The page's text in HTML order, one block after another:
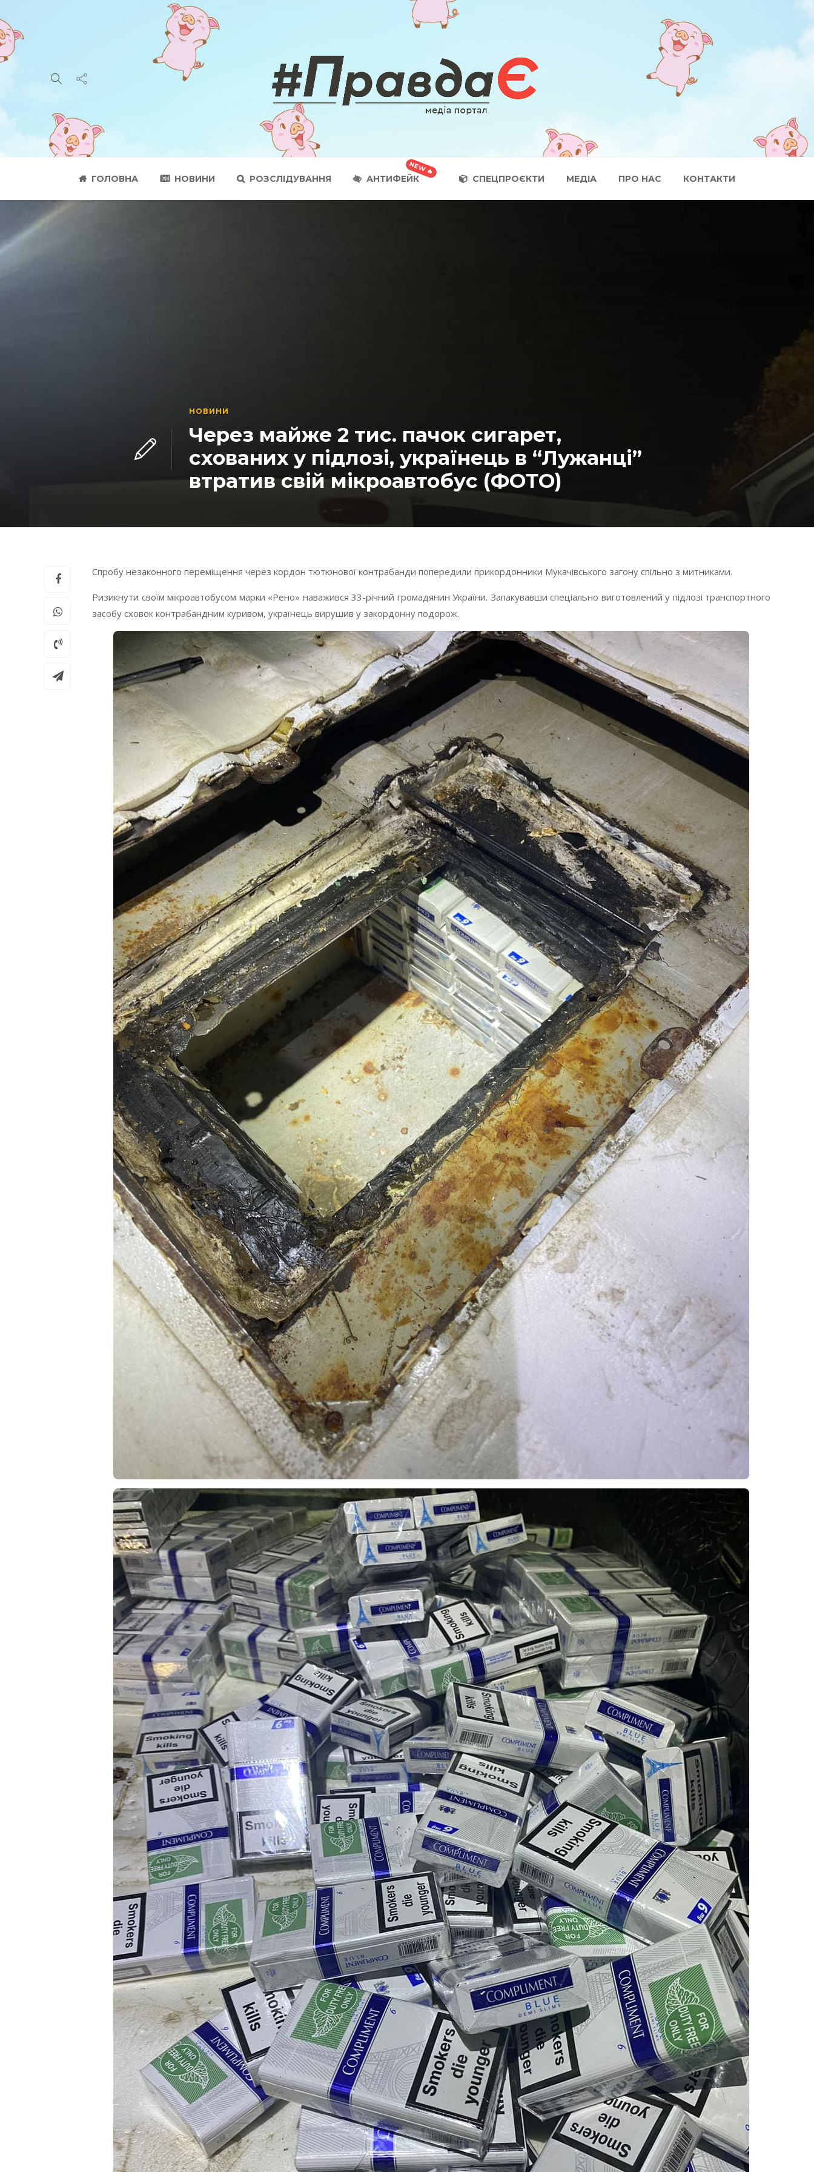
ГОЛОВНА НОВИНИ РОЗСЛІДУВАННЯ АНТИФЕЙК СПЕЦПРОЄКТИ МЕДІА ПРО НАС КОНТАКТИ
НОВИНИ
Через майже 2 тис. пачок сигарет,
схованих у підлозі, українець в “Лужанці”
втратив свій мікроавтобус (ФОТО)
Спробу незаконного переміщення через кордон тютюнової контрабанди попередили прикордонники Мукачівського загону спільно з митниками.
Ризикнути своїм мікроавтобусом марки «Рено» наважився 33-річний громадянин України. Запакувавши спеціально виготовлений у підлозі транспортного
засобу сховок контрабандним куривом, українець вирушив у закордонну подорож.